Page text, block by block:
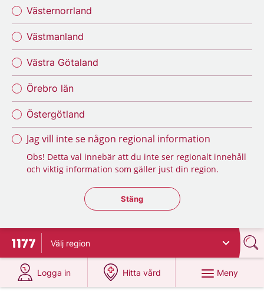
Västernorrland
Västmanland
Västra Götaland
Örebro län
Östergötland
Jag vill inte se någon regional information
Obs! Detta val innebär att du inte ser regionalt innehåll
och viktig information som gäller just din region.
Stäng regionsväljaren
Stäng
Till startsidan för 1177
Välj region
Logga in
på 1177.se
Hitta vård
på 1177.se
Meny